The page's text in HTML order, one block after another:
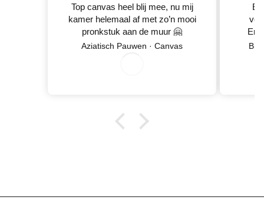
Top canvas heel blij mee, nu mij
kamer helemaal af met zo’n mooi
pronkstuk aan de muur 🤗
Aziatisch Pauwen · Canvas
En